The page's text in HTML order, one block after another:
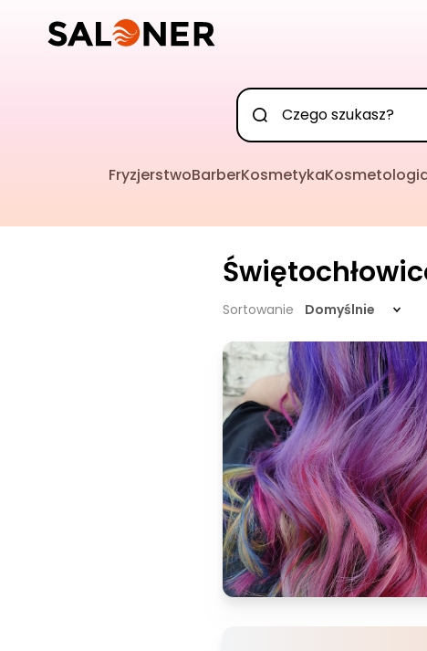
FryzjerstwoBarberKosmetyka
Sortowanie Domyślnie